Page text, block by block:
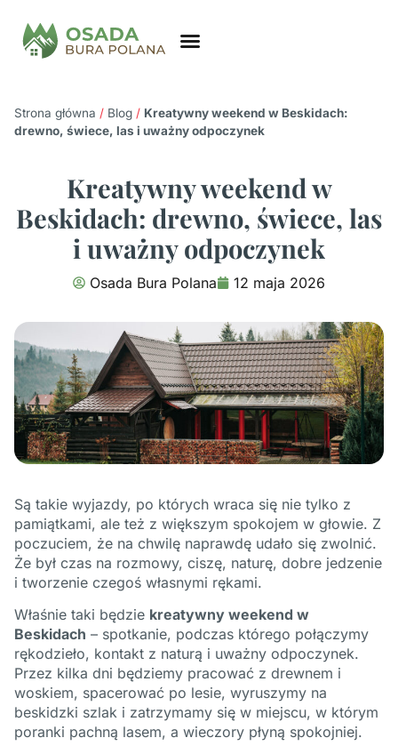
Strona główna / Blog / Kreatywny weekend w Beskidach:
drewno, świece, las i uważny odpoczynek
Kreatywny weekend w
Beskidach: drewno, świece, las
i uważny odpoczynek
Osada Bura Polana 12 maja 2026
Są takie wyjazdy, po których wraca się nie tylko z
pamiątkami, ale też z większym spokojem w głowie. Z
poczuciem, że na chwilę naprawdę udało się zwolnić.
Że był czas na rozmowy, ciszę, naturę, dobre jedzenie
i tworzenie czegoś własnymi rękami.
Właśnie taki będzie kreatywny weekend w
Beskidach – spotkanie, podczas którego połączymy
rękodzieło, kontakt z naturą i uważny odpoczynek.
Przez kilka dni będziemy pracować z drewnem i
woskiem, spacerować po lesie, wyruszymy na
beskidzki szlak i zatrzymamy się w miejscu, w którym
poranki pachną lasem, a wieczory płyną spokojniej.